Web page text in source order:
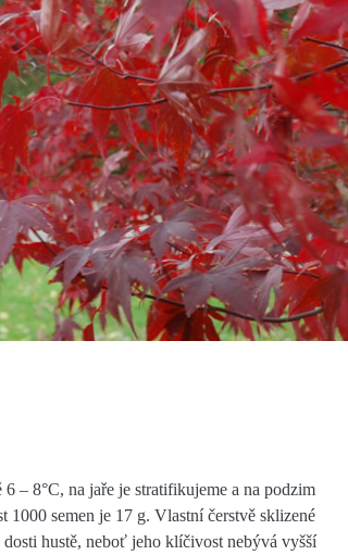
– 8°C, na jaře je stratifikujeme a na podzim
1000 semen je 17 g. Vlastní čerstvě sklizené
hustě, neboť jeho klíčivost nebývá vyšší